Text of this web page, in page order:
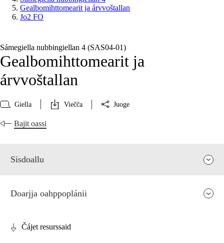
Gealbomihttomearit ja árvvoštallan
Jo2 FO
Sámegiella nubbingiellan 4 (SAS04‑01)
Gealbomihttomearit ja
árvvoštallan
Giella Viečča Juoge
Bajit oassi
Sisdoallu
Doarjja oahppoplánii
Čájet resurssaid